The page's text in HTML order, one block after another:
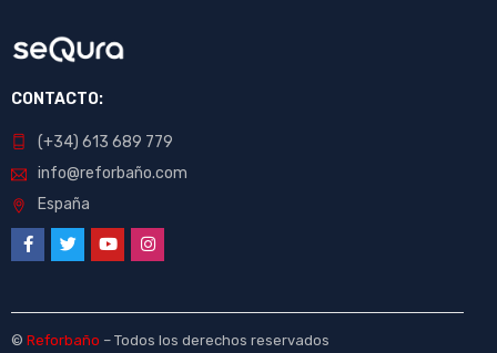
CONTACTO:
(+34) 613 689 779
info@reforbaño.com
España
© Reforbaño – Todos los derechos reservados